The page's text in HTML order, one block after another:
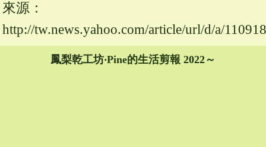
來源：
http://tw.news.yahoo.com/article/url/d/a/
鳳梨乾工坊‧Pine的生活剪報 2022～